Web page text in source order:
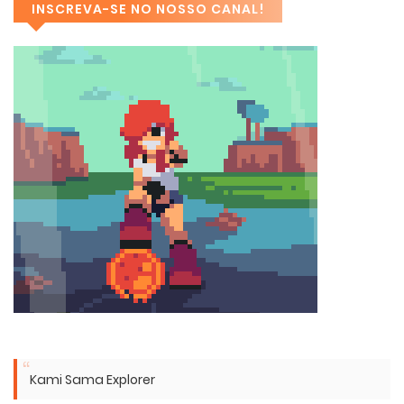
INSCREVA-SE NO NOSSO CANAL!
Kami Sama Explorer